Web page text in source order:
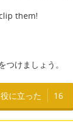
them!
けましょう。
役に立った 16